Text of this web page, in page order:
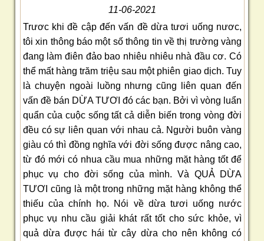
11-06-2021
Trươc khi đề cập đến vấn đề dừa tươi uống nươc,
tôi xin thông báo một số thông tin về thị trường vàng
đang làm điên đảo bao nhiêu nhiêu nhà đầu cơ. Có
thể mất hàng trăm triệu sau một phiên giao dịch. Tuy
là chuyện ngoài luồng nhưng cũng liên quan đến
vấn đề bán DỪA TƯƠI đó các bạn. Bởi vì vòng luẩn
quẩn của cuộc sống tất cả diễn biến trong vòng đời
đều có sự liên quan với nhau cả. Người buôn vàng
giàu có thì đồng nghĩa với đời sống được nâng cao,
từ đó mới có nhua cầu mua những mặt hàng tốt để
phục vụ cho đời sống của mình. Và QUẢ DỪA
TƯƠI cũng là một trong những mặt hàng không thể
thiếu của chính họ. Nói về dừa tươi uống nước
phục vụ nhu cầu giải khát rất tốt cho sức khỏe, vì
quả dừa được hái từ cây dừa cho nên không có